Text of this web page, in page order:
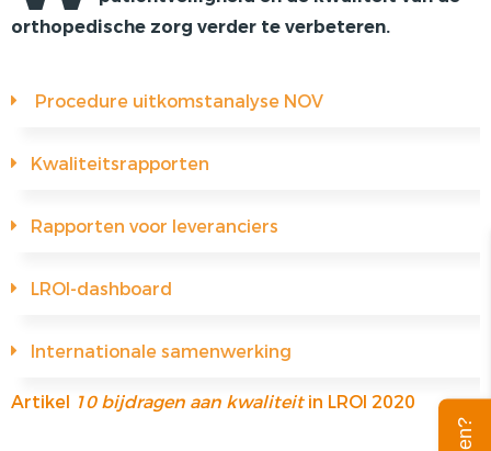
PRIVACY
orthopedische zorg verder te verbeteren.
Procedure uitkomstanalyse NOV
Kwaliteitsrapporten
Rapporten voor leveranciers
LROI-dashboard
Internationale samenwerking
Artikel 10 bijdragen aan kwaliteitin LROI 2020